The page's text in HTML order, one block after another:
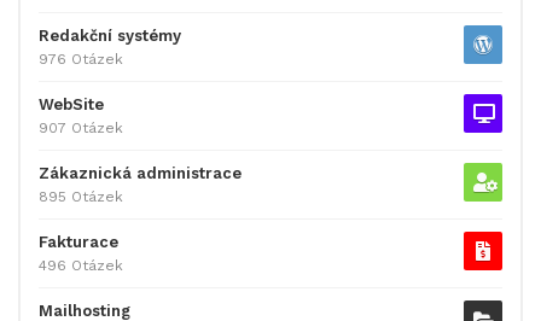
Redakční systémy
976 Otázek
WebSite
907 Otázek
Zákaznická administrace
895 Otázek
Fakturace
496 Otázek
Mailhosting